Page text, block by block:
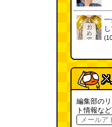
編集部の
ト情報な